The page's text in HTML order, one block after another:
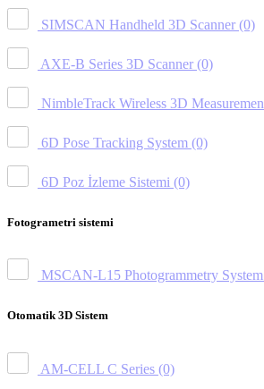
SIMSCAN Handheld 3D Scanner (0)
AXE-B Series 3D Scanner (0)
NimbleTrack Wireless 3D
6D Pose Tracking System (0)
6D Poz İzleme Sistemi (0)
Fotogrametri sistemi
MSCAN-L15 Photogrammetry System
Otomatik 3D Sistem
AM-CELL C Series (0)